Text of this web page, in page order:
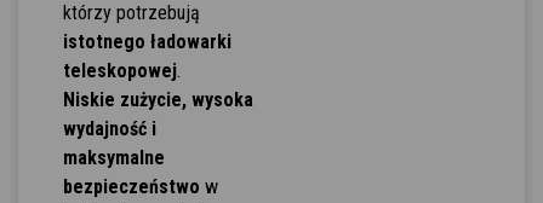
którzy potrzebują
istotnego ładowarki
teleskopowej.
Niskie zużycie, wysoka
wydajność i
maksymalne
bezpieczeństwo w